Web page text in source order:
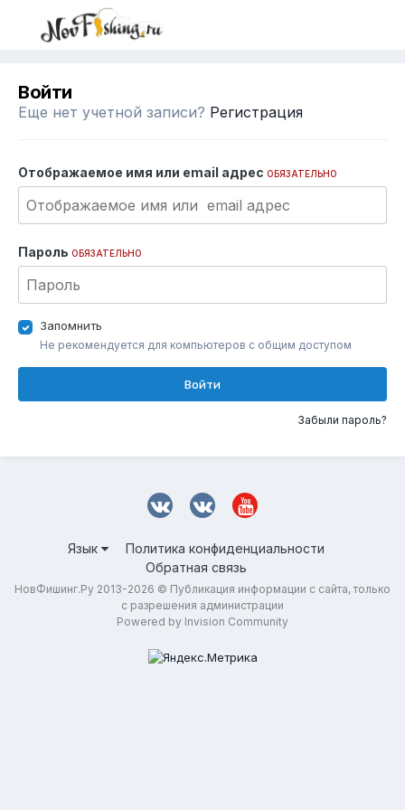
Войти
Еще нет учетной записи? Регистрация
Отображаемое имя или email адрес ОБЯЗАТЕЛЬНО
Пароль ОБЯЗАТЕЛЬНО
Запомнить
Не рекомендуется для компьютеров с общим доступом
Войти
Забыли пароль?
Язык
Политика конфиденциальности
Обратная связь
НовФишинг.Ру 2013-2026 © Публикация информации с сайта, только
с разрешения администрации
Powered by Invision Community